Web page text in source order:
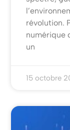
révolution.
numérique
un
15 octobre